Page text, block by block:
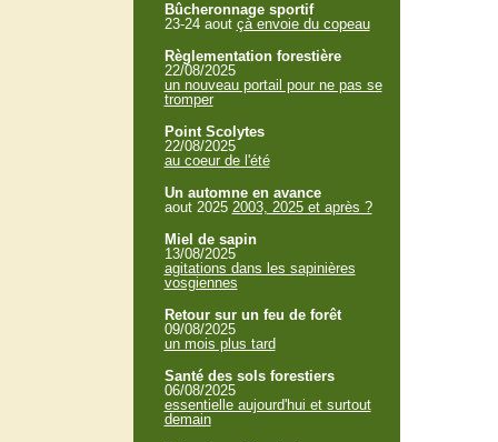
Bûcheronnage sportif
23-24 aout çà envoie du copeau
Règlementation forestière
22/08/2025
un nouveau portail pour ne pas se
tromper
Point Scolytes
22/08/2025
au coeur de l'été
Un automne en avance
aout 2025 2003, 2025 et après ?
Miel de sapin
13/08/2025
agitations dans les sapinières
vosgiennes
Retour sur un feu de forêt
09/08/2025
un mois plus tard
Santé des sols forestiers
06/08/2025
essentielle aujourd'hui et surtout
demain